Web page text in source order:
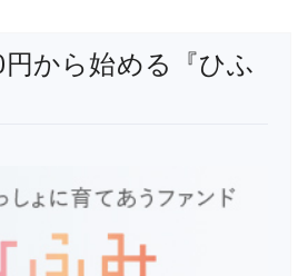
円から始める『ひふ